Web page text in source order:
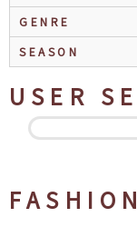
GENRE
SEASON
USER